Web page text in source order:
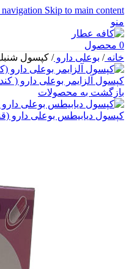
Skip to main content
منو
0 محصول
خانه/ بوعلی دارو/ کپسول
کپسول آلزایمر بوعلی دارو (
بازگشت به محصولات
کپسول دیابیطس بوعلی دارو